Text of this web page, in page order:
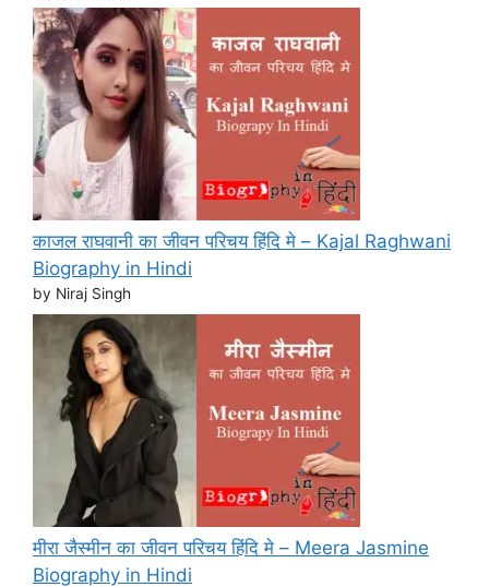
काजल राघवानी का जीवन परिचय हिंदि मे – Kajal Raghwani
Biography in Hindi
by Niraj Singh
मीरा जैस्मीन का जीवन परिचय हिंदि मे – Meera Jasmine
Biography in Hindi